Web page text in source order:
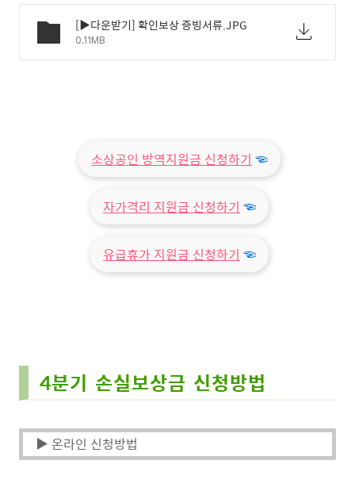
[▶다운받기] 확인보상 증빙서류.JPG
0.11MB
소상공인 방역지원금 신청하기 ☜
자가격리 지원금 신청하기 ☜
유급휴가 지원금 신청하기 ☜
4분기 손실보상금 신청방법
▶ 온라인 신청방법